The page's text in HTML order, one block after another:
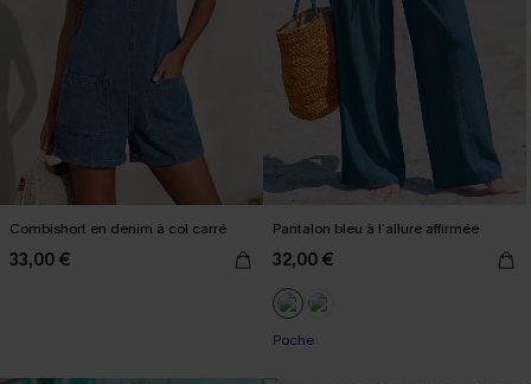
Combishort en denim à col carré
33,00 €
Pantalon bleu à l’allure affirmée
32,00 €
Poche